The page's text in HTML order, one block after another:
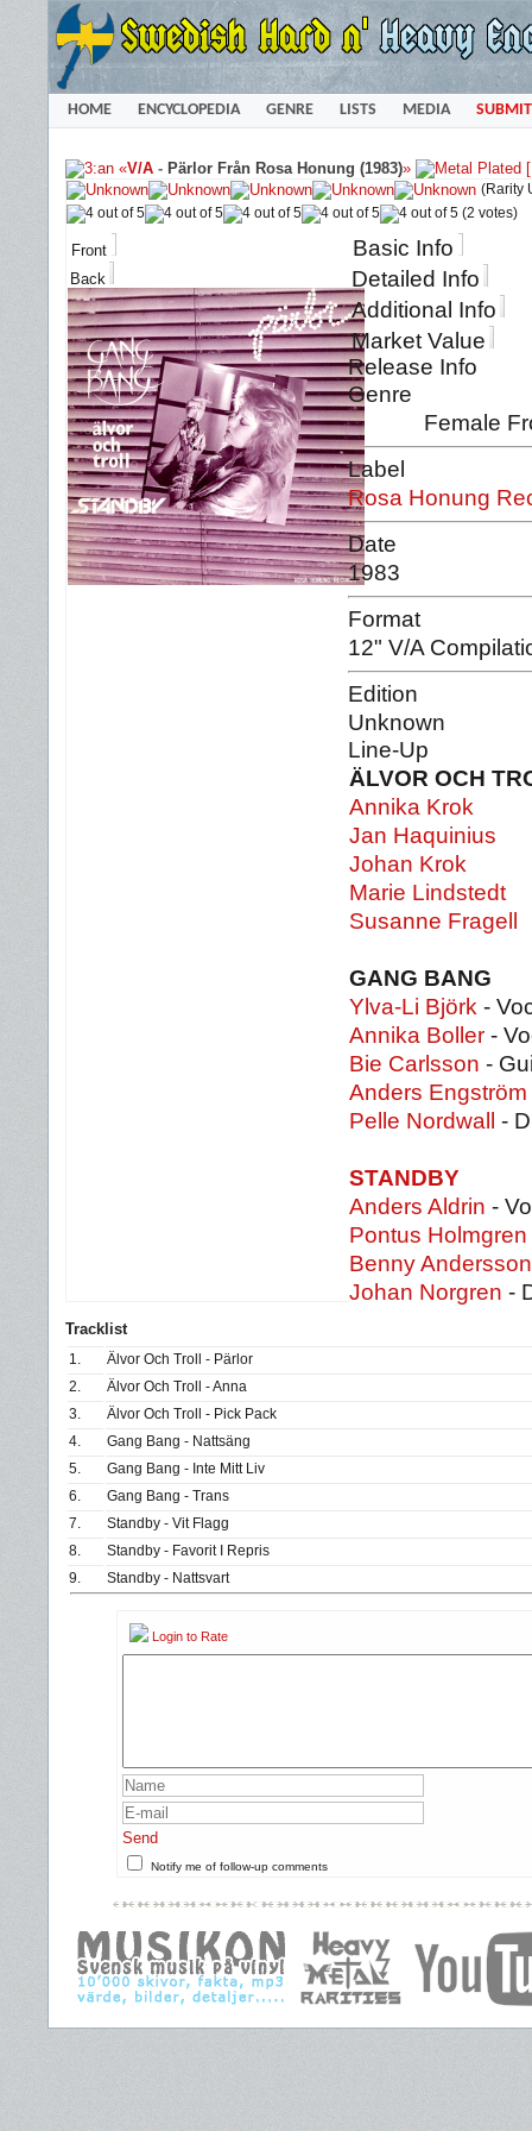
HOME ENCYCLOPEDIA GENRE LISTS MEDIA SUBMIT
«V/A - Pärlor Från Rosa Honung (1983)»
(Rarity
(2 votes)
Front
Back
Basic Info
Detailed Info
Additional Info
Market Value
Release Info
Genre
Female
Label
Rosa Honung
Date
1983
Format
12" V/A
Edition
Unknown
Line-Up
ÄLVOR OCH
Annika Krok
Jan Haquinius
Johan Krok
Marie Lindstedt
Susanne Fragell
GANG BANG
Ylva-Li Björk -
Annika Boller -
Bie Carlsson -
Anders Engström
Pelle Nordwall
-
STANDBY
Anders Aldrin -
Pontus Holmgren
Benny Andersson
Johan Norgren -
Tracklist
1.
Älvor Och Troll - Pärlor
2.
Älvor Och Troll - Anna
3.
Älvor Och Troll - Pick Pack
4.
Gang Bang - Nattsäng
5.
Gang Bang - Inte Mitt Liv
6.
Gang Bang - Trans
7.
Standby - Vit Flagg
8.
Standby - Favorit I Repris
9.
Standby - Nattsvart
Login to Rate
Send
Notify me of follow-up comments